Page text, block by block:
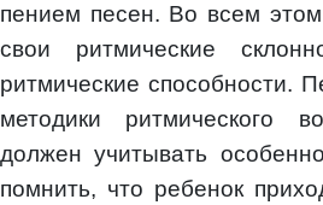
пением песен. Во всем
свои ритмические
ритмические способности.
методики ритмического
должен учитывать
помнить, что ребенок